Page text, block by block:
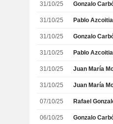
31/10/25 Gonzalo
31/10/25 Pablo
31/10/25 Gonzalo
31/10/25 Pablo
31/10/25 Juan María
31/10/25 Juan María
07/10/25 Rafael
06/10/25 Gonzalo